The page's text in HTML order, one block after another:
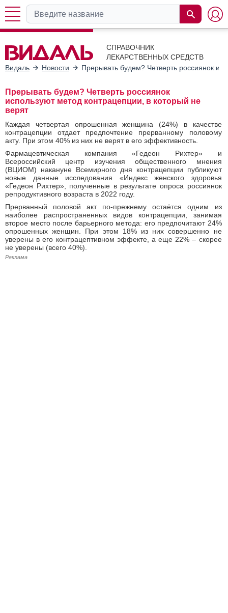
СПРАВОЧНИК
ЛЕКАРСТВЕННЫХ СРЕДСТВ
Видаль
Новости Прерывать будем? Четверть россиянок
Прерывать будем? Четверть россиянок
используют метод контрацепции, в который не
верят
Каждая четвертая опрошенная женщина (24%) в качестве
контрацепции отдает предпочтение прерванному половому
акту. При этом 40% из них не верят в его эффективность.
Фармацевтическая компания «Гедеон Рихтер» и
Всероссийский центр изучения общественного мнения
(ВЦИОМ) накануне Всемирного дня контрацепции публикуют
новые данные исследования «Индекс женского здоровья
«Гедеон Рихтер», полученные в результате опроса россиянок
репродуктивного возраста в 2022 году.
Прерванный половой акт по-прежнему остаётся одним из
наиболее распространенных видов контрацепции, занимая
второе место после барьерного метода: его предпочитают 24%
опрошенных женщин. При этом 18% из них совершенно не
уверены в его контрацептивном эффекте, а еще 22% – скорее
не уверены (всего 40%).
Реклама